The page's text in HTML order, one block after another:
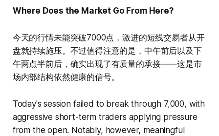
Where Does the Market Go From Here?
今天的行情未能突破7000点，激进的短线交易者从开
盘就持续施压。不过值得注意的是，中午前后以及下
午两点半前后，确实出现了有质量的承接——这是市
场内部结构依然健康的信号。
Today's session failed to break through 7,000, with
aggressive short-term traders applying pressure
from the open. Notably, however, meaningful